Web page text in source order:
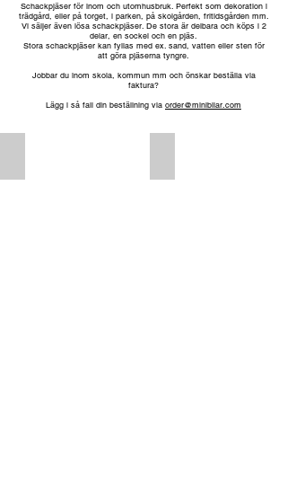
Schackpjäser för inom och utomhusbruk. Perfekt som dekoration i
trädgård, eller på torget, i parken, på skolgården, fritidsgården mm.
Vi säljer även lösa schackpjäser. De stora är delbara och köps i 2
delar, en sockel och en pjäs.
Stora schackpjäser kan fyllas med ex. sand, vatten eller sten för
att göra pjäserna tyngre.
Jobbar du inom skola, kommun mm och önskar beställa via
faktura?
Lägg i så fall din beställning via order@minibilar.com